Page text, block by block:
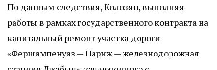
По данным следствия, Колозян, выполняя
работы в рамках государственного контракта на
капитальный ремонт участка дороги
«Фершампенуаз — Париж — железнодорожная